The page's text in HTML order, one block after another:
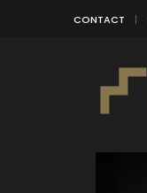
CONTACT